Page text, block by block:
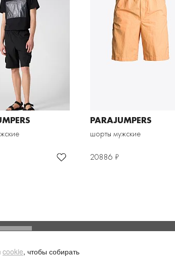
PARAJUMPERS
шорты мужские
20886 ₽
cookie, чтобы собирать